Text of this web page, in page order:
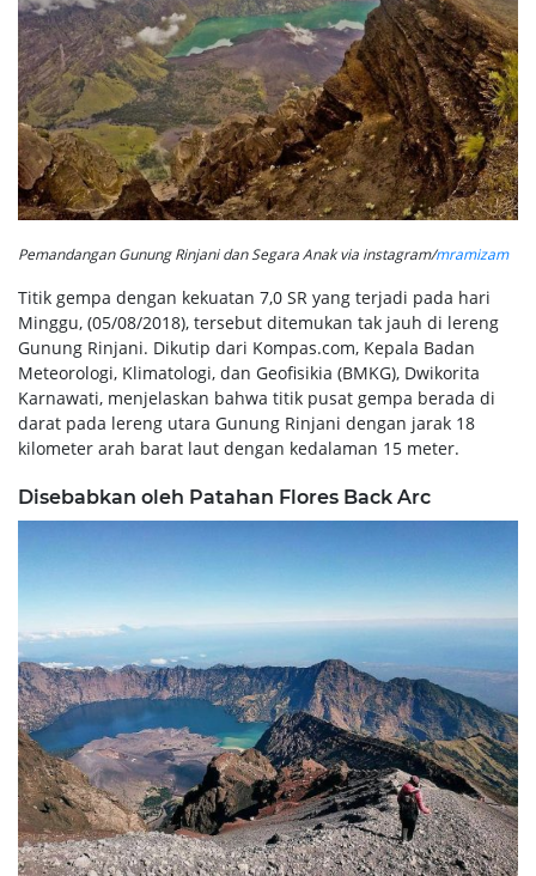
Pemandangan Gunung Rinjani dan Segara Anak via instagram/mramizam
Titik gempa dengan kekuatan 7,0 SR yang terjadi pada hari
Minggu, (05/08/2018), tersebut ditemukan tak jauh di lereng
Gunung Rinjani. Dikutip dari Kompas.com, Kepala Badan
Meteorologi, Klimatologi, dan Geofisikia (BMKG), Dwikorita
Karnawati, menjelaskan bahwa titik pusat gempa berada di
darat pada lereng utara Gunung Rinjani dengan jarak 18
kilometer arah barat laut dengan kedalaman 15 meter.
Disebabkan oleh Patahan Flores Back Arc